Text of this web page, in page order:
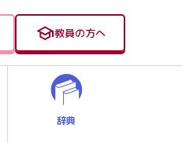
教員の方へ
辞典